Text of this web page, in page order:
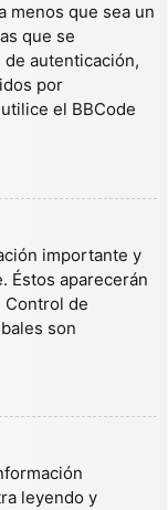
menos que sea un
que se
autenticación,
por
el BBCode
importante y
Éstos aparecerán
Control de
son
leyendo y